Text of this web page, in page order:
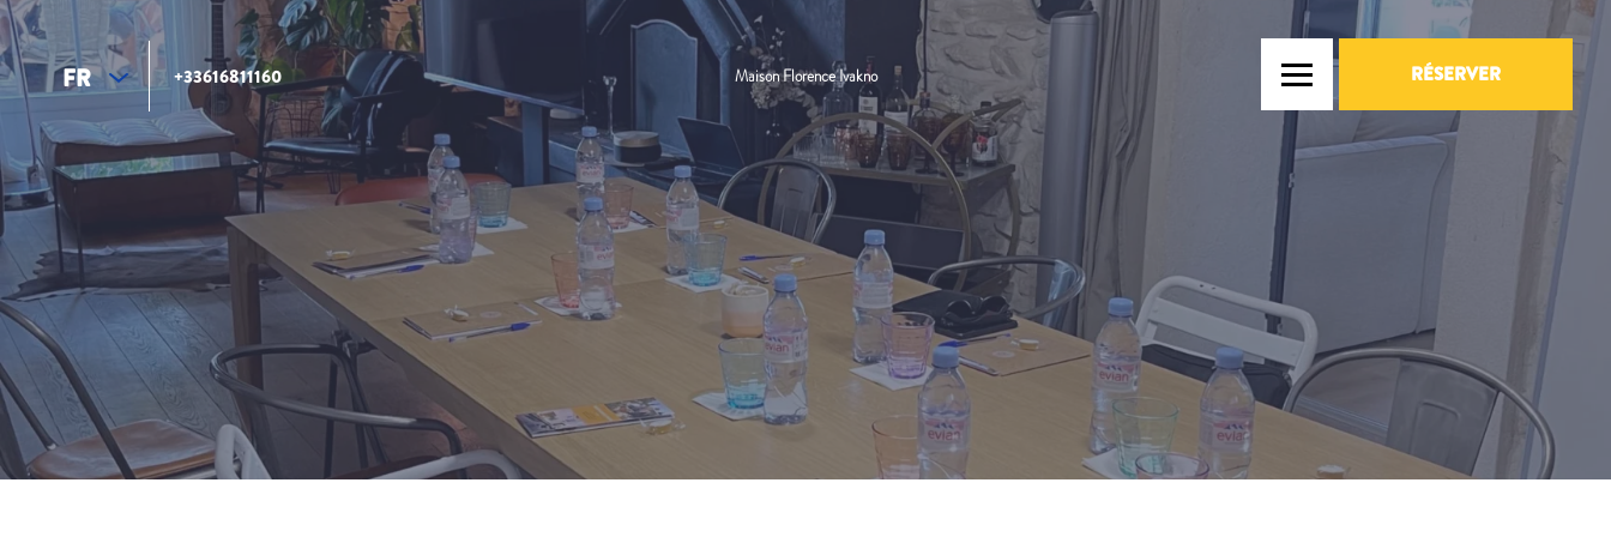
FR +33616811160 Maison Florence Ivakno RÉSERVER